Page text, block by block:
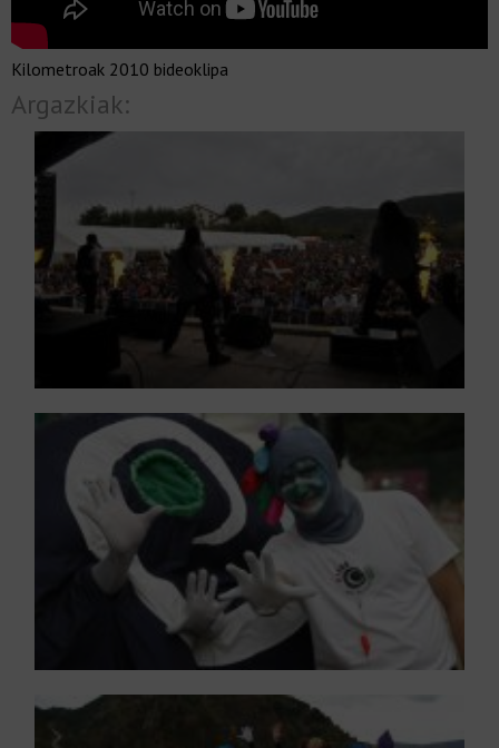
Kilometroak 2010 bideoklipa
Argazkiak: